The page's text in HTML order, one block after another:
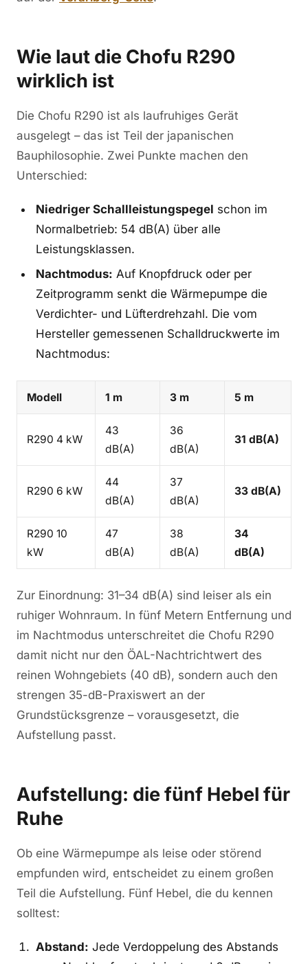
Wie laut die Chofu R290
wirklich ist
Die Chofu R290 ist als laufruhiges Gerät
ausgelegt – das ist Teil der japanischen
Bauphilosophie. Zwei Punkte machen den
Unterschied:
Niedriger Schallleistungspegel schon im
Normalbetrieb: 54 dB(A) über alle
Leistungsklassen.
Nachtmodus: Auf Knopfdruck oder per
Zeitprogramm senkt die Wärmepumpe die
Verdichter- und Lüfterdrehzahl. Die vom
Hersteller gemessenen Schalldruckwerte im
Nachtmodus:
Modell 1 m 3 m 5 m
R290 4 kW
43
dB(A)
36
dB(A)
31 dB(A)
R290 6 kW
44
dB(A)
37
dB(A)
33 dB(A)
R290 10
kW
47
dB(A)
38
dB(A)
34
dB(A)
Zur Einordnung: 31–34 dB(A) sind leiser als ein
ruhiger Wohnraum. In fünf Metern Entfernung und
im Nachtmodus unterschreitet die Chofu R290
damit nicht nur den ÖAL-Nachtrichtwert des
reinen Wohngebiets (40 dB), sondern auch den
strengen 35-dB-Praxiswert an der
Grundstücksgrenze – vorausgesetzt, die
Aufstellung passt.
Aufstellung: die fünf Hebel für
Ruhe
Ob eine Wärmepumpe als leise oder störend
empfunden wird, entscheidet zu einem großen
Teil die Aufstellung. Fünf Hebel, die du kennen
solltest:
Abstand: Jede Verdoppelung des Abstands